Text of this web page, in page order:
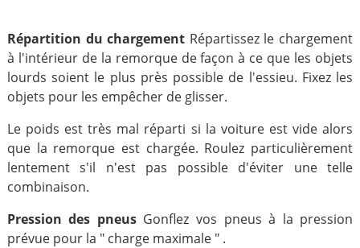
Répartition du chargement Répartissez le chargement
à l'intérieur de la remorque de façon à ce que les objets
lourds soient le plus près possible de l'essieu. Fixez les
objets pour les empêcher de glisser.
Le poids est très mal réparti si la voiture est vide alors
que la remorque est chargée. Roulez particulièrement
lentement s'il n'est pas possible d'éviter une telle
combinaison.
Pression des pneus Gonflez vos pneus à la pression
prévue pour la " charge maximale " .